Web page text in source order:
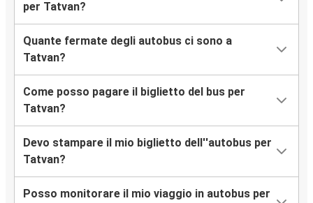
per Tatvan?
Quante fermate degli autobus ci sono a
Tatvan?
Come posso pagare il biglietto del bus per
Tatvan?
Devo stampare il mio biglietto dell''autobus per
Tatvan?
Posso monitorare il mio viaggio in autobus per